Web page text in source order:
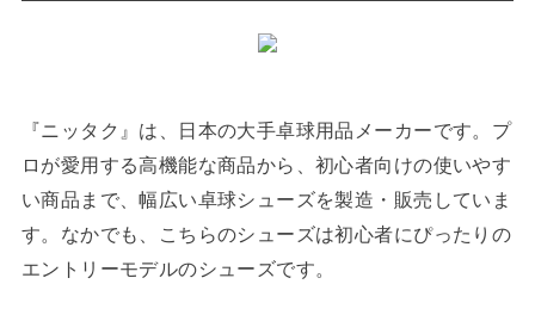
『ニッタク』は、日本の大手卓球用品メーカーです。プ
ロが愛用する高機能な商品から、初心者向けの使いやす
い商品まで、幅広い卓球シューズを製造・販売していま
す。なかでも、こちらのシューズは初心者にぴったりの
エントリーモデルのシューズです。